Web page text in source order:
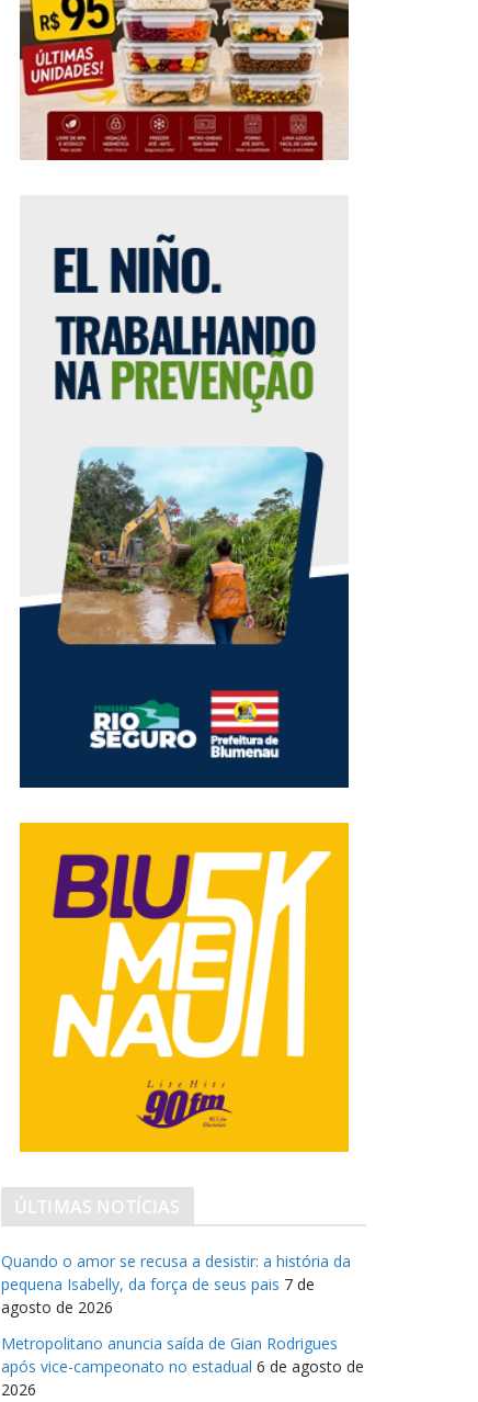
ÚLTIMAS NOTÍCIAS
Quando o amor se recusa a desistir: a história da
pequena Isabelly, da força de seus pais 7 de
agosto de 2026
Metropolitano anuncia saída de Gian Rodrigues
após vice-campeonato no estadual 6 de agosto de
2026